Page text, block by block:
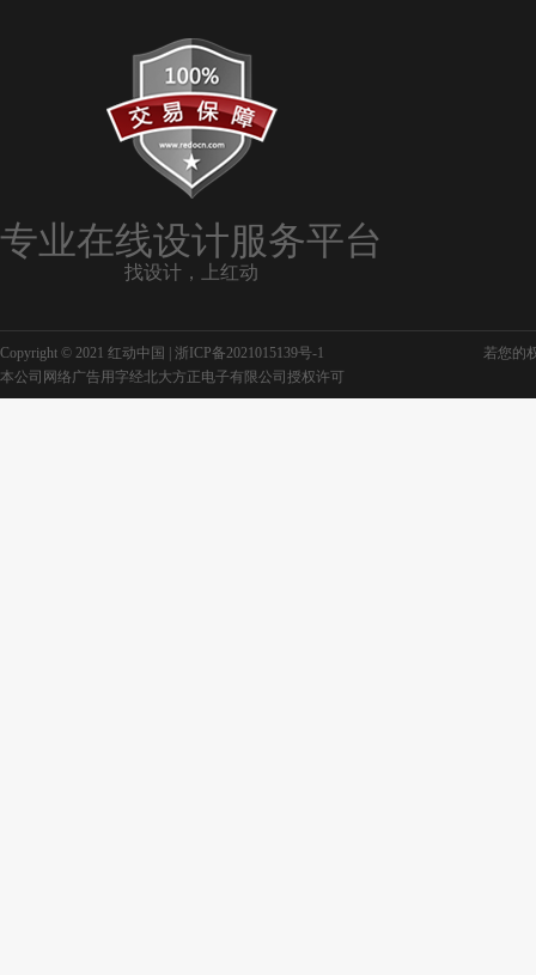
专业在线设计服务平台
找设计，上红动
Copyright © 2021 红动中国 | 浙ICP备2021015139号-1
若您的
本公司网络广告用字经北大方正电子有限公司授权许可